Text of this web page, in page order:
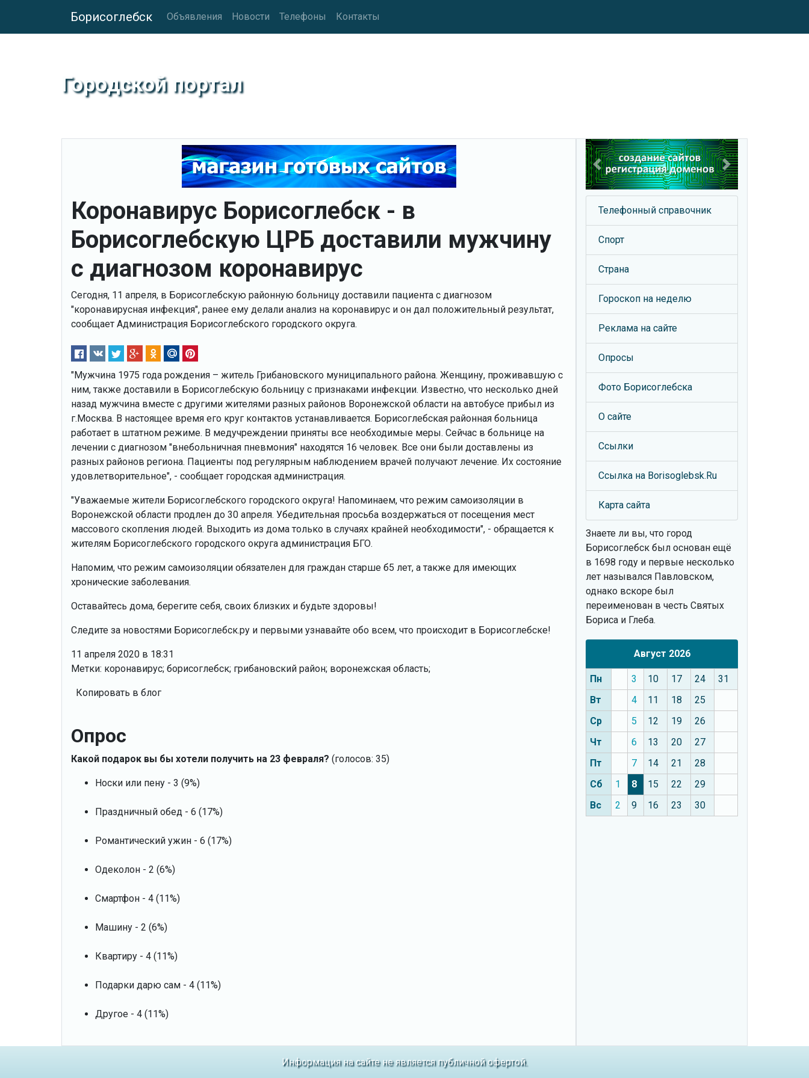
Борисоглебск Объявления Новости Телефоны Контакты
Городской портал
Коронавирус Борисоглебск - в
Борисоглебскую ЦРБ доставили мужчину
с диагнозом коронавирус
Сегодня, 11 апреля, в Борисоглебскую районную больницу доставили пациента с диагнозом
"коронавирусная инфекция", ранее ему делали анализ на коронавирус и он дал положительный результат,
сообщает Администрация Борисоглебского городского округа.
"Мужчина 1975 года рождения – житель Грибановского муниципального района. Женщину, проживавшую с
ним, также доставили в Борисоглебскую больницу с признаками инфекции. Известно, что несколько дней
назад мужчина вместе с другими жителями разных районов Воронежской области на автобусе прибыл из
г.Москва. В настоящее время его круг контактов устанавливается. Борисоглебская районная больница
работает в штатном режиме. В медучреждении приняты все необходимые меры. Сейчас в больнице на
лечении с диагнозом "внебольничная пневмония" находятся 16 человек. Все они были доставлены из
разных районов региона. Пациенты под регулярным наблюдением врачей получают лечение. Их состояние
удовлетворительное", - сообщает городская администрация.
"Уважаемые жители Борисоглебского городского округа! Напоминаем, что режим самоизоляции в
Воронежской области продлен до 30 апреля. Убедительная просьба воздержаться от посещения мест
массового скопления людей. Выходить из дома только в случаях крайней необходимости", - обращается к
жителям Борисоглебского городского округа администрация БГО.
Напомим, что режим самоизоляции обязателен для граждан старше б5 лет, а также для имеющих
хронические заболевания.
Оставайтесь дома, берегите себя, своих близких и будьте здоровы!
Следите за новостями Борисоглебск.ру и первыми узнавайте обо всем, что происходит в Борисоглебске!
11 апреля 2020 в 18:31
Метки: коронавирус; борисоглебск; грибановский район; воронежская область;
Копировать в блог
Опрос
Какой подарок вы бы хотели получить на 23 февраля? (голосов: 35)
Носки или пену - 3 (9%)
Праздничный обед - 6 (17%)
Романтический ужин - 6 (17%)
Одеколон - 2 (6%)
Смартфон - 4 (11%)
Машину - 2 (6%)
Квартиру - 4 (11%)
Подарки дарю сам - 4 (11%)
Другое - 4 (11%)
Previous Next
Телефонный справочник
Спорт
Страна
Гороскоп на неделю
Реклама на сайте
Опросы
Фото Борисоглебска
О сайте
Ссылки
Ссылка на Borisoglebsk.Ru
Карта сайта
Знаете ли вы, что город
Борисоглебск был основан ещё
в 1698 году и первые несколько
лет назывался Павловском,
однако вскоре был
переименован в честь Святых
Бориса и Глеба.
Август 2026
Пн 3 10 17 24
31
Вт
4 11 18
25
Ср
5 12 19
26
Чт
6 13 20
27
Пт
7 14 21
28
Сб
1 8 15 22
29
Вс
2 9 16 23 30
Информация на сайте не является публичной офертой.